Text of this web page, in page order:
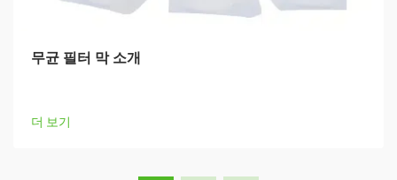
무균 필터 막 소개
더 보기